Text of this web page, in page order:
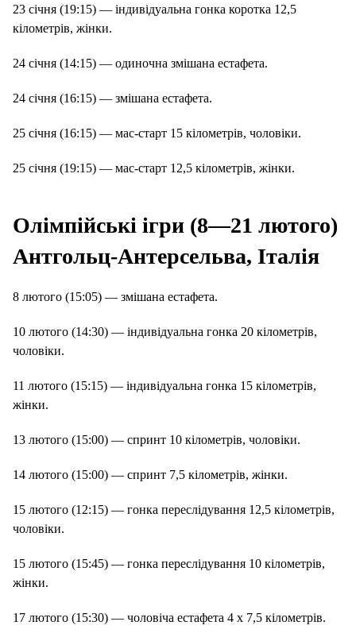
23 січня (19:15) — індивідуальна гонка коротка 12,5
кілометрів, жінки.
24 січня (14:15) — одиночна змішана естафета.
24 січня (16:15) — змішана естафета.
25 січня (16:15) — мас-старт 15 кілометрів, чоловіки.
25 січня (19:15) — мас-старт 12,5 кілометрів, жінки.
Олімпійські ігри (8—21 лютого)
Антгольц-Антерсельва, Італія
8 лютого (15:05) — змішана естафета.
10 лютого (14:30) — індивідуальна гонка 20 кілометрів,
чоловіки.
11 лютого (15:15) — індивідуальна гонка 15 кілометрів,
жінки.
13 лютого (15:00) — спринт 10 кілометрів, чоловіки.
14 лютого (15:00) — спринт 7,5 кілометрів, жінки.
15 лютого (12:15) — гонка переслідування 12,5 кілометрів,
чоловіки.
15 лютого (15:45) — гонка переслідування 10 кілометрів,
жінки.
17 лютого (15:30) — чоловіча естафета 4 х 7,5 кілометрів.